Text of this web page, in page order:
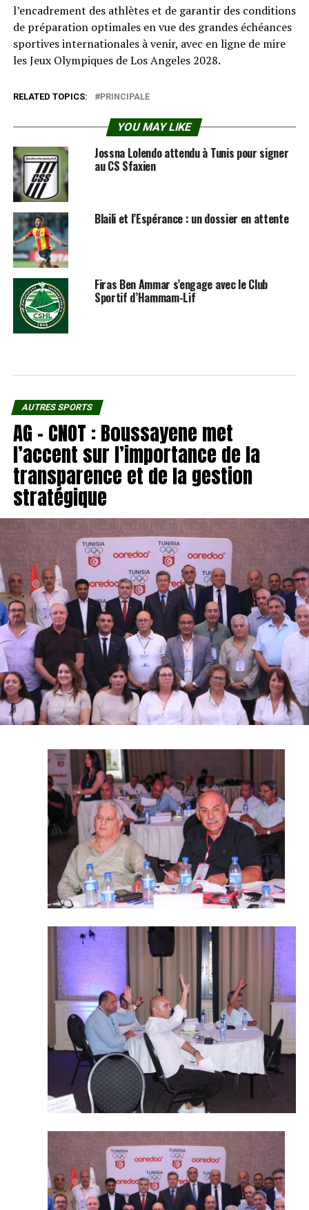
l’encadrement des athlètes et de garantir des conditions
de préparation optimales en vue des grandes échéances
sportives internationales à venir, avec en ligne de mire
les Jeux Olympiques de Los Angeles 2028.
RELATED TOPICS: PRINCIPALE
YOU MAY LIKE
Jossna Lolendo attendu à Tunis pour signer
au CS Sfaxien
Blaili et l’Espérance : un dossier en attente
Firas Ben Ammar s’engage avec le Club
Sportif d’Hammam-Lif
AUTRES SPORTS
AG – CNOT : Boussayene met
l’accent sur l’importance de la
transparence et de la gestion
stratégique